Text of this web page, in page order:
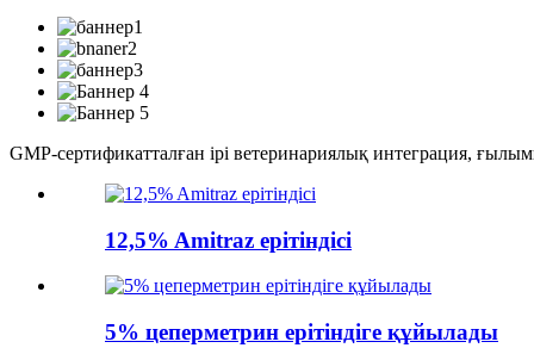
GMP-сертификатталған ірі ветеринариялық интеграция,
12,5% Amitraz ерітіндісі
5% цеперметрин ерітіндіге құйылады